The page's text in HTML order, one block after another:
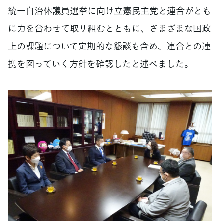
統一自治体議員選挙に向け立憲民主党と連合がとも
に力を合わせて取り組むとともに、さまざまな国政
上の課題について定期的な懇談も含め、連合との連
携を図っていく方針を確認したと述べました。